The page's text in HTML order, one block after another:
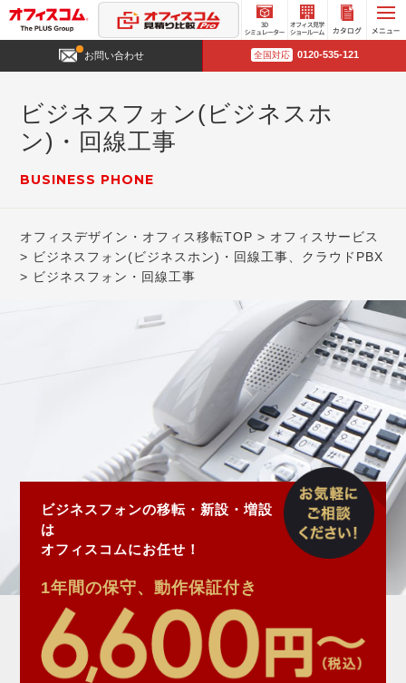
3D
シミュ
オフィ
ス見学
お問い合わせ 全国対応 0120-535-121
ビジネスフォン(ビジネスホ
ン)・回線工事
BUSINESS PHONE
オフィスデザイン・オフィス移転TOP
オフィスサービス
ビジネスフォン(ビジネスホン)・回線工事、クラウドPBX
ビジネスフォン・回線工事
ビジネスフォンの移転・新設・増設
は
オフィスコムにお任せ！
1年間の保守、動作保証付き